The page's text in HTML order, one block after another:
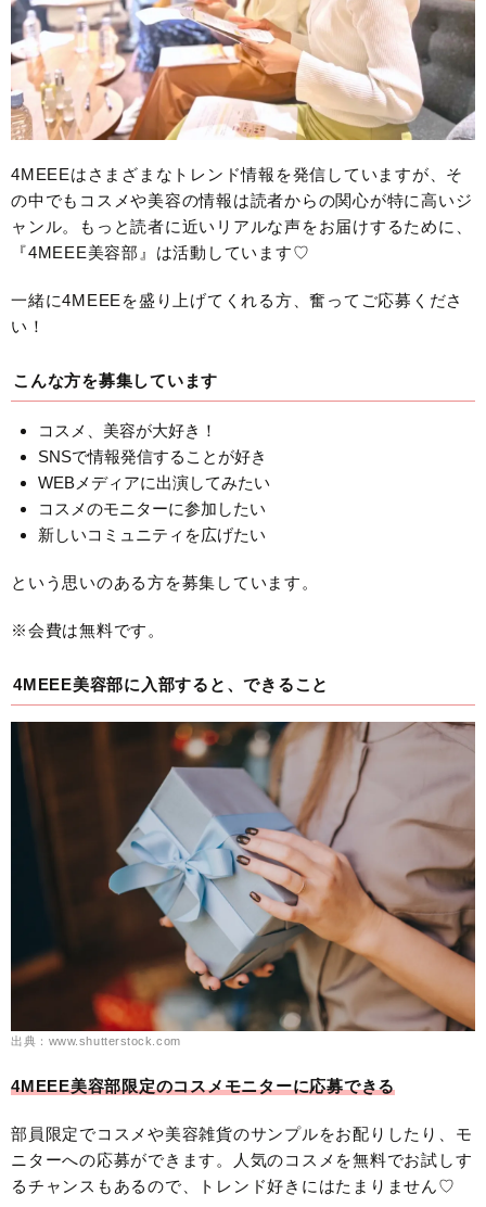
4MEEEはさまざまなトレンド情報を発信していますが、そ
の中でもコスメや美容の情報は読者からの関心が特に高いジ
ャンル。もっと読者に近いリアルな声をお届けするために、
『4MEEE美容部』は活動しています♡
一緒に4MEEEを盛り上げてくれる方、奮ってご応募くださ
い！
こんな方を募集しています
コスメ、美容が大好き！
SNSで情報発信することが好き
WEBメディアに出演してみたい
コスメのモニターに参加したい
新しいコミュニティを広げたい
という思いのある方を募集しています。
※会費は無料です。
4MEEE美容部に入部すると、できること
出典：www.shutterstock.com
4MEEE美容部限定のコスメモニターに応募できる
部員限定でコスメや美容雑貨のサンプルをお配りしたり、モ
ニターへの応募ができます。人気のコスメを無料でお試しす
るチャンスもあるので、トレンド好きにはたまりません♡